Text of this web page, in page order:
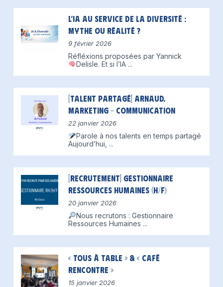
L’IA au service de la diversité :
mythe ou réalité ?
9 février 2026
Réfléxions proposées par Yannick
Delisle. Et si l’IA ...
[Talent partagé] Arnaud,
Marketing – Communication
22 janvier 2026
Parole à nos talents en temps partagé
Aujourd’hui, ...
[Recrutement] Gestionnaire
Ressources Humaines (H/F)
20 janvier 2026
Nous recrutons : Gestionnaire
Ressources Humaines ...
« Tous à table » & « Café
Rencontre »
15 janvier 2026